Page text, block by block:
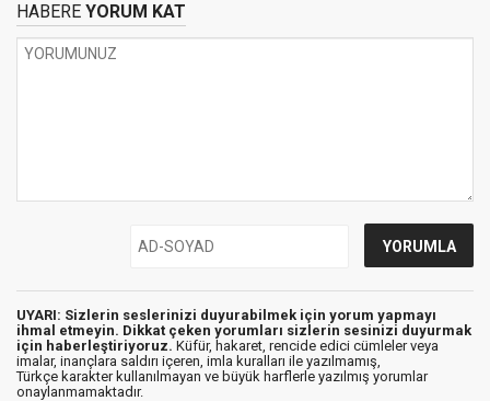
HABERE YORUM KAT
UYARI: Sizlerin seslerinizi duyurabilmek için yorum yapmayı
ihmal etmeyin. Dikkat çeken yorumları sizlerin sesinizi duyurmak
için haberleştiriyoruz. Küfür, hakaret, rencide edici cümleler veya
imalar, inançlara saldırı içeren, imla kuralları ile yazılmamış,
Türkçe karakter kullanılmayan ve büyük harflerle yazılmış yorumlar
onaylanmamaktadır.